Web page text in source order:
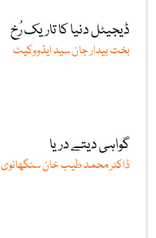
ڈیجیٹل دنیا کا تاریک رُخ
بخت بیدار جان سید ایڈووکیٹ
گواہی دیتے دریا
ڈاکٹر محمد طیب خان سنگھانوی